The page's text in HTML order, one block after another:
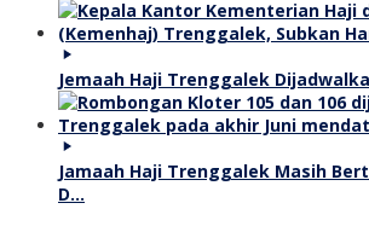
Jemaah Haji Trenggalek
Jamaah Haji Trenggalek Masih
D…